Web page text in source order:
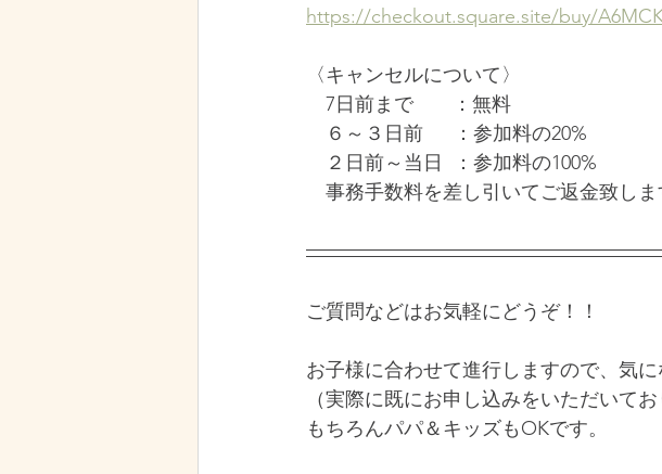
https://checkout.square.site/buy/
〈キャンセルについて〉
7日前まで　　：無料
６～３日前　  ：参加料の20%
２日前～当日  ：参加料の100%
事務手数料を差し引いてご返金致しま
ご質問などはお気軽にどうぞ！！
お子様に合わせて進行しますので、気
（実際に既にお申し込みをいただいてお
もちろんパパ＆キッズもOKです。